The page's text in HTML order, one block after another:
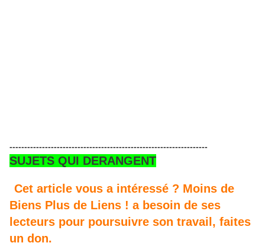
-------------------------------------------------------------------
SUJETS QUI DERANGENT
Cet article vous a intéressé ? Moins de
Biens Plus de Liens ! a besoin de ses
lecteurs pour poursuivre son travail, faites
un don.